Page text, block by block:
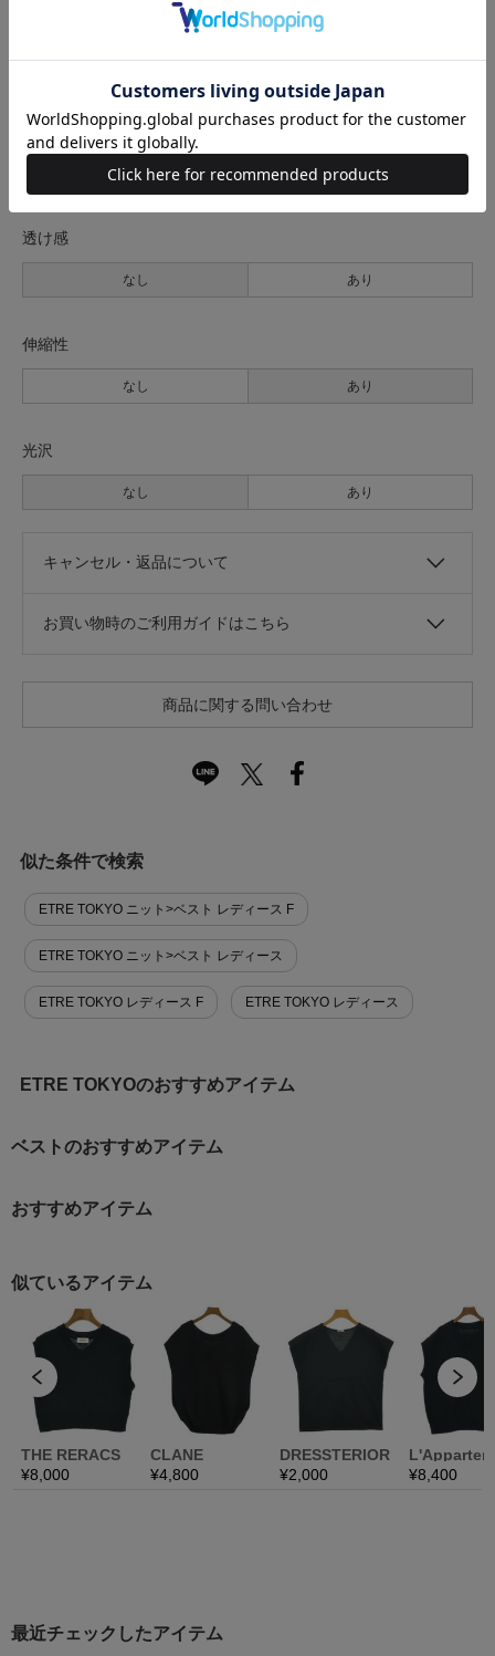
なし あり
透け感
なし あり
伸縮性
なし あり
光沢
なし あり
キャンセル・返品について
お買い物時のご利用ガイドはこちら
商品に関する問い合わせ
似た条件で検索
ETRE TOKYO ニット>ベスト レディース F
ETRE TOKYO ニット>ベスト レディース
ETRE TOKYO レディース F ETRE TOKYO レディース
ETRE TOKYOのおすすめアイテム
ベストのおすすめアイテム
おすすめアイテム
最近チェックしたアイテム